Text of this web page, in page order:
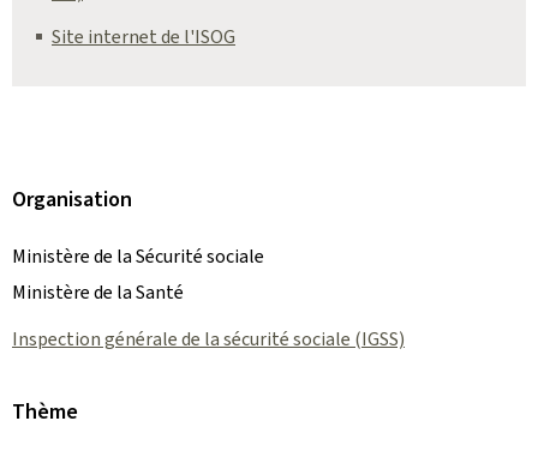
Site internet de l'ISOG
Organisation
Ministère de la Sécurité sociale
Ministère de la Santé
Inspection générale de la sécurité sociale (IGSS)
Thème